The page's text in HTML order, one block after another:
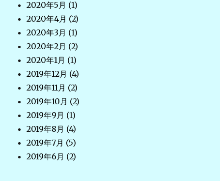
2020年5月 (1)
2020年4月 (2)
2020年3月 (1)
2020年2月 (2)
2020年1月 (1)
2019年12月 (4)
2019年11月 (2)
2019年10月 (2)
2019年9月 (1)
2019年8月 (4)
2019年7月 (5)
2019年6月 (2)